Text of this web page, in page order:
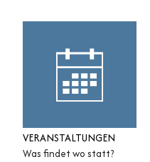
Sidebar
VERANSTALTUNGEN
Was findet wo statt?